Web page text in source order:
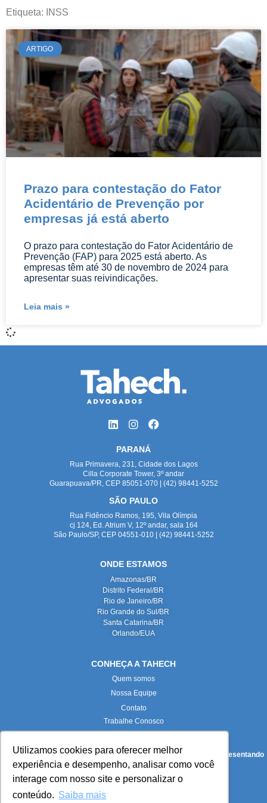
Utilizamos cookies para oferecer melhor
experiência e desempenho, analisar como você
interage com nosso site e personalizar o
conteúdo. Saiba mais
do Direito.
Etiqueta: INSS
ARTIGO
Prazo para contestação do Fator
Acidentário de Prevenção por
empresas já está aberto
O prazo para contestação do Fator Acidentário de
Prevenção (FAP) para 2025 está aberto. As
empresas têm até 30 de novembro de 2024 para
apresentar suas reivindicações.
Leia mais »
PARANÁ
Rua Primavera, 231, Cidade dos Lagos
Cilla Corporate Tower, 3º andar
Guarapuava/PR, CEP 85051-070 | (42) 98441-5252
SÃO PAULO
Rua Fidêncio Ramos, 195, Vila Olímpia
cj 124, Ed. Atrium V, 12º andar, sala 164
São Paulo/SP, CEP 04551-010 | (42) 98441-5252
ONDE ESTAMOS
Amazonas/BR
Distrito Federal/BR
Rio de Janeiro/BR
Rio Grande do Sul/BR
Santa Catarina/BR
Orlando/EUA
CONHEÇA A TAHECH
Quem somos
Nossa Equipe
Contato
Trabalhe Conosco
Todas as imagens deste site foram produzidas internamente, representando
fielmente nossas instalações e equipe.
Paloma Maria Turkot Pieta (